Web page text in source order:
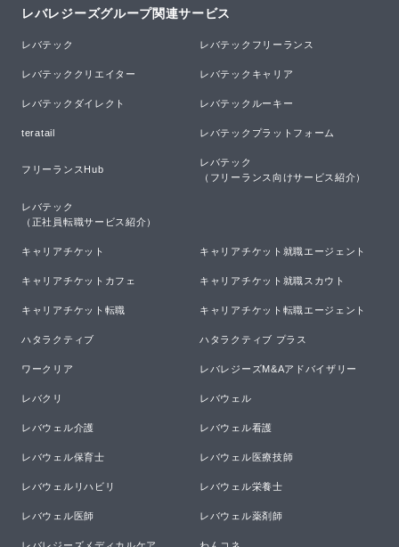
レバレジーズグループ関連サービス
レバテック レバテックフリーランス
レバテッククリエイター レバテックキャリア
レバテックダイレクト レバテックルーキー
teratail レバテックプラットフォーム
フリーランスHub
レバテック
（フリーランス向けサービス紹介）
レバテック
（正社員転職サービス紹介）
キャリアチケット キャリアチケット就職エージェント
キャリアチケットカフェ キャリアチケット就職スカウト
キャリアチケット転職 キャリアチケット転職エージェント
ハタラクティブ ハタラクティブ プラス
ワークリア レバレジーズM&Aアドバイザリー
レバクリ レバウェル
レバウェル介護 レバウェル看護
レバウェル保育士 レバウェル医療技師
レバウェルリハビリ レバウェル栄養士
レバウェル医師 レバウェル薬剤師